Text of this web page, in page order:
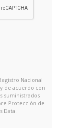
Nacional
de acuerdo con
suministrados
Protección de
Data.